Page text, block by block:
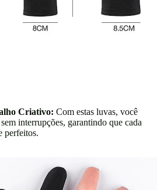
Criativo: Com estas luvas, você
interrupções, garantindo que cada
perfeitos.